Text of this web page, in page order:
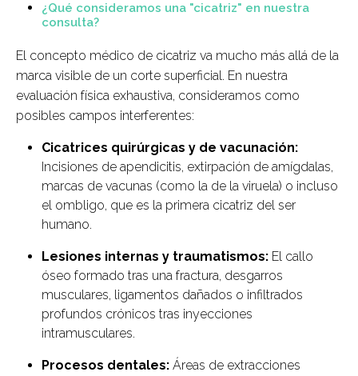
¿Qué consideramos una "cicatriz" en nuestra
consulta?
El concepto médico de cicatriz va mucho más allá de la
marca visible de un corte superficial. En nuestra
evaluación física exhaustiva, consideramos como
posibles campos interferentes:
Cicatrices quirúrgicas y de vacunación:
Incisiones de apendicitis, extirpación de amígdalas,
marcas de vacunas (como la de la viruela) o incluso
el ombligo, que es la primera cicatriz del ser
humano.
Lesiones internas y traumatismos: El callo
óseo formado tras una fractura, desgarros
musculares, ligamentos dañados o infiltrados
profundos crónicos tras inyecciones
intramusculares.
Procesos dentales: Áreas de extracciones